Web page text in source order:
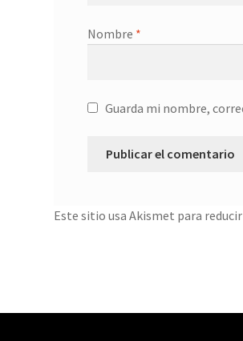
Nombre *
Guarda mi nombre,
Este sitio usa Akismet para